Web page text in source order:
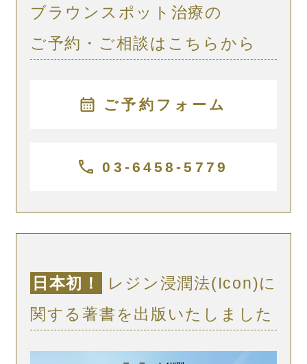
ブラウンスポット治療の
ご予約・ご相談はこちらから
ご予約フォーム
03-6458-5779
日本初！
レジン浸潤法(Icon)に
関する著書を出版いたしました